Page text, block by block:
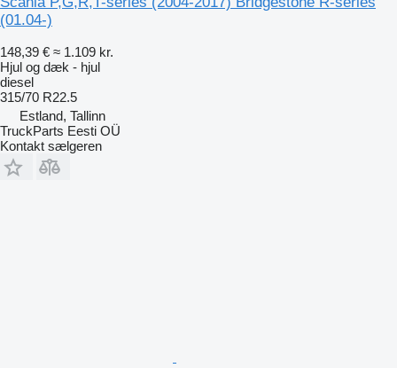
(01.04-)
148,39 € ≈ 1.109 kr.
Hjul og dæk - hjul
diesel
315/70 R22.5
Estland, Tallinn
TruckParts Eesti OÜ
Kontakt sælgeren